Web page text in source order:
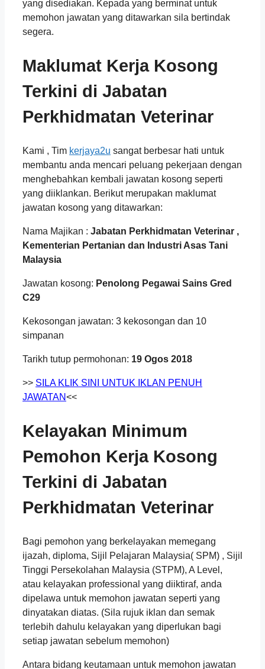
yang disediakan. Kepada yang berminat untuk
memohon jawatan yang ditawarkan sila bertindak
segera.
Maklumat Kerja Kosong
Terkini di Jabatan
Perkhidmatan Veterinar
Kami , Tim kerjaya2u sangat berbesar hati untuk
membantu anda mencari peluang pekerjaan dengan
menghebahkan kembali jawatan kosong seperti
yang diiklankan. Berikut merupakan maklumat
jawatan kosong yang ditawarkan:
Nama Majikan : Jabatan Perkhidmatan Veterinar ,
Kementerian Pertanian dan Industri Asas Tani
Malaysia
Jawatan kosong: Penolong Pegawai Sains Gred
C29
Kekosongan jawatan: 3 kekosongan dan 10
simpanan
Tarikh tutup permohonan: 19 Ogos 2018
>> SILA KLIK SINI UNTUK IKLAN PENUH
JAWATAN<<
Kelayakan Minimum
Pemohon Kerja Kosong
Terkini di Jabatan
Perkhidmatan Veterinar
Bagi pemohon yang berkelayakan memegang
ijazah, diploma, Sijil Pelajaran Malaysia( SPM) , Sijil
Tinggi Persekolahan Malaysia (STPM), A Level,
atau kelayakan professional yang diiktiraf, anda
dipelawa untuk memohon jawatan seperti yang
dinyatakan diatas. (Sila rujuk iklan dan semak
terlebih dahulu kelayakan yang diperlukan bagi
setiap jawatan sebelum memohon)
Antara bidang keutamaan untuk memohon jawatan